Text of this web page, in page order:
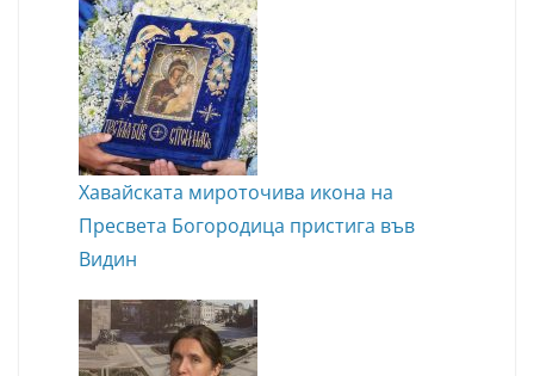
Хавайската мироточива икона на
Пресвета Богородица пристига във
Видин